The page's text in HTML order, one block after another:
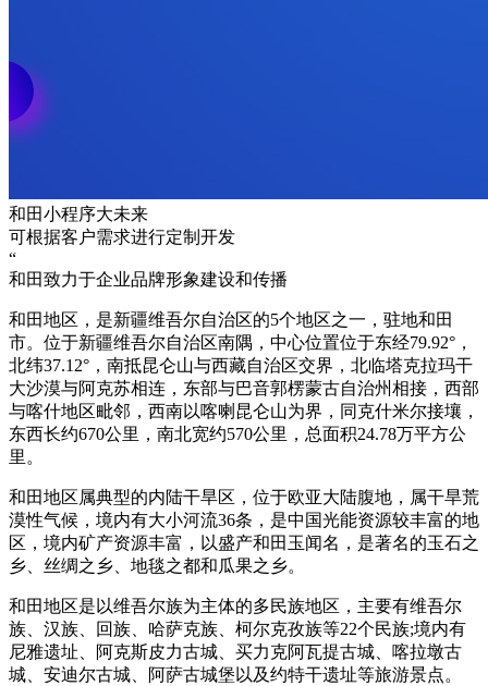
和田小程序大未来
可根据客户需求进行定制开发
“
和田致力于企业品牌形象建设和传播
和田地区，是新疆维吾尔自治区的5个地区之一，驻地和田
市。位于新疆维吾尔自治区南隅，中心位置位于东经79.92°，
北纬37.12°，南抵昆仑山与西藏自治区交界，北临塔克拉玛干
大沙漠与阿克苏相连，东部与巴音郭楞蒙古自治州相接，西部
与喀什地区毗邻，西南以喀喇昆仑山为界，同克什米尔接壤，
东西长约670公里，南北宽约570公里，总面积24.78万平方公
里。
和田地区属典型的内陆干旱区，位于欧亚大陆腹地，属干旱荒
漠性气候，境内有大小河流36条，是中国光能资源较丰富的地
区，境内矿产资源丰富，以盛产和田玉闻名，是著名的玉石之
乡、丝绸之乡、地毯之都和瓜果之乡。
和田地区是以维吾尔族为主体的多民族地区，主要有维吾尔
族、汉族、回族、哈萨克族、柯尔克孜族等22个民族;境内有
尼雅遗址、阿克斯皮力古城、买力克阿瓦提古城、喀拉墩古
城、安迪尔古城、阿萨古城堡以及约特干遗址等旅游景点。